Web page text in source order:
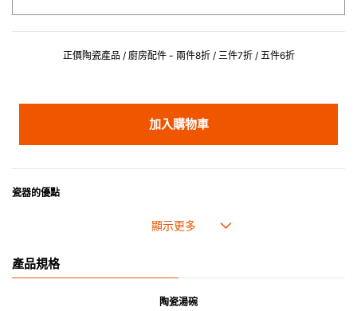
正價陶瓷產品 / 廚房配件 - 兩件8折 / 三件7折 / 五件6折
加入購物車
瓷器的優點
• 耐熱性極佳，適用於微波爐，也可放入焗爐，耐熱程度高達260℃。
• 可用於洗碗機。
• 合乎食用安全的塗層表面，幾乎不黏，食物容易脫落，清洗方便。
產品規格
陶瓷湯碗